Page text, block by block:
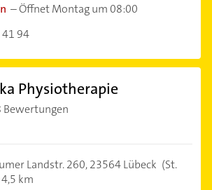
–Öffnet Montag um 08:00
94
Physiotherapie
Bewertungen
Landstr. 260,23564 Lübeck (St.
4,5 km